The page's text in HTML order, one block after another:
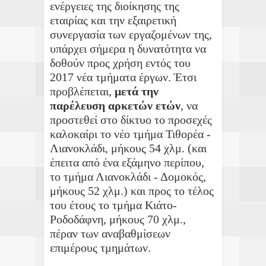
ενέργειες της διοίκησης της
εταιρίας και την εξαιρετική
συνεργασία των εργαζομένων της,
υπάρχει σήμερα η δυνατότητα να
δοθούν προς χρήση εντός του
2017 νέα τμήματα έργων. Έτσι
προβλέπεται, μετά την
παρέλευση αρκετών ετών, να
προστεθεί στο δίκτυο το προσεχές
καλοκαίρι το νέο τμήμα Τιθορέα -
Λιανοκλάδι, μήκους 54 χλμ. (και
έπειτα από ένα εξάμηνο περίπου,
το τμήμα Λιανοκλάδι - Δομοκός,
μήκους 52 χλμ.) και προς το τέλος
του έτους το τμήμα Κιάτο-
Ροδοδάφνη, μήκους 70 χλμ.,
πέραν των αναβαθμίσεων
επιμέρους τμημάτων.